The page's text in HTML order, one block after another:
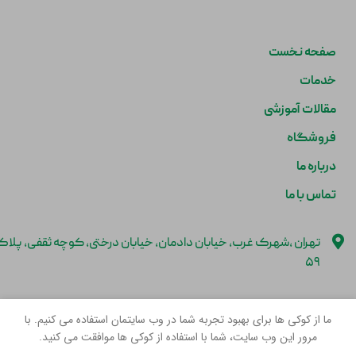
صفحه نخست
خدمات
مقالات آموزشی
فروشگاه
درباره ما
تماس با ما
تهران ،شهرک غرب، خیابان دادمان، خیابان درختی، کوچه ثقفی،
۵۹
ما از کوکی ها برای بهبود تجربه شما در وب سایتمان استفاده می کنیم. با
مرور این وب سایت، شما با استفاده از کوکی ها موافقت می کنید.